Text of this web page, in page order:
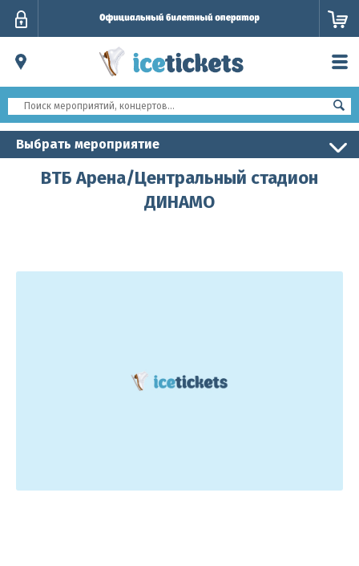
Выбрать мероприятие
ВТБ Арена/Центральный стадион
ДИНАМО